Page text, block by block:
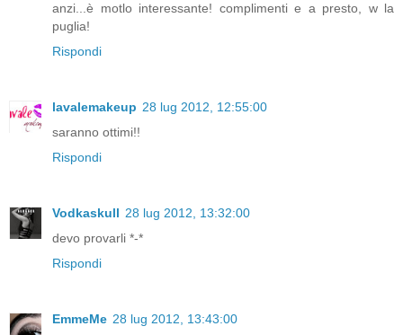
anzi...è motlo interessante! complimenti e a presto, w la
puglia!
Rispondi
lavalemakeup 28 lug 2012, 12:55:00
saranno ottimi!!
Rispondi
Vodkaskull 28 lug 2012, 13:32:00
devo provarli *-*
Rispondi
EmmeMe 28 lug 2012, 13:43:00